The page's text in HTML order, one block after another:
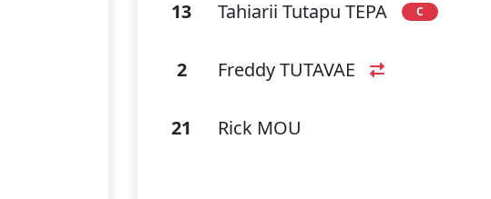
13 Tahiarii Tutapu TEPA C
2 Freddy TUTAVAE
21 Rick MOU